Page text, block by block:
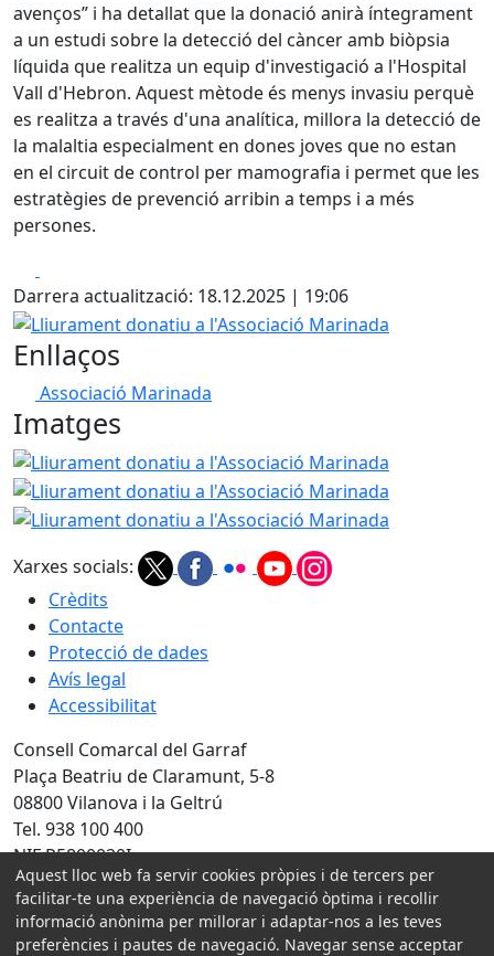
avenços” i ha detallat que la donació anirà íntegrament
a un estudi sobre la detecció del càncer amb biòpsia
líquida que realitza un equip d'investigació a l'Hospital
Vall d'Hebron. Aquest mètode és menys invasiu perquè
es realitza a través d'una analítica, millora la detecció de
la malaltia especialment en dones joves que no estan
en el circuit de control per mamografia i permet que les
estratègies de prevenció arribin a temps i a més
persones.
Darrera actualització: 18.12.2025 | 19:06
Lliurament donatiu a l'Associació Marinada
Enllaços
Associació Marinada
Imatges
Lliurament donatiu a l'Associació Marinada
Xarxes socials:
Crèdits
Contacte
Protecció de dades
Avís legal
Accessibilitat
Consell Comarcal del Garraf
Plaça Beatriu de Claramunt, 5-8
08800 Vilanova i la Geltrú
Tel. 938 100 400
NIF P5800020I
Amb la col·laboració de:
Aquest lloc web fa servir cookies pròpies i de tercers per
facilitar-te una experiència de navegació òptima i recollir
informació anònima per millorar i adaptar-nos a les teves
preferències i pautes de navegació. Navegar sense acceptar